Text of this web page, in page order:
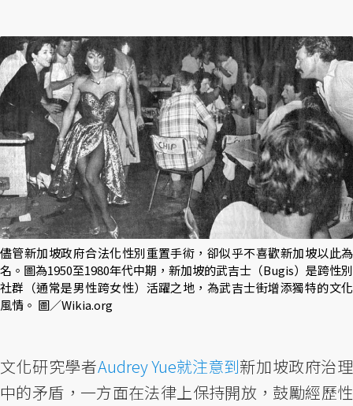
儘管新加坡政府合法化性別重置手術，卻似乎不喜歡新加坡以此為
名。圖為1950至1980年代中期，新加坡的武吉士（Bugis）是跨性別
社群（通常是男性跨女性）活躍之地，為武吉士街增添獨特的文化
風情。 圖／Wikia.org
文化研究學者Audrey Yue就注意到新加坡政府治理
中的矛盾，一方面在法律上保持開放，鼓勵經歷性